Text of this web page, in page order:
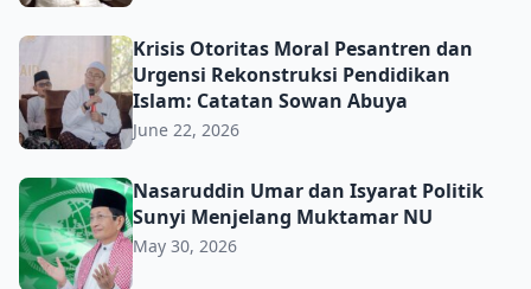
Krisis Otoritas Moral Pesantren dan Urgensi
Krisis Otoritas Moral Pesantren dan
Urgensi Rekonstruksi Pendidikan
Islam: Catatan Sowan Abuya
June 22, 2026
Nasaruddin Umar dan Isyarat Politik Sunyi Menjelang
Nasaruddin Umar dan Isyarat Politik
Sunyi Menjelang Muktamar NU
May 30, 2026